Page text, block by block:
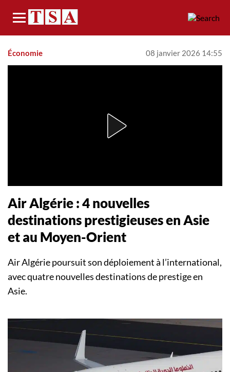
Menu
Économie 08 janvier 2026 14:55
Air Algérie : 4 nouvelles
destinations prestigieuses en Asie
et au Moyen-Orient
Air Algérie poursuit son déploiement à l’international,
avec quatre nouvelles destinations de prestige en
Asie.